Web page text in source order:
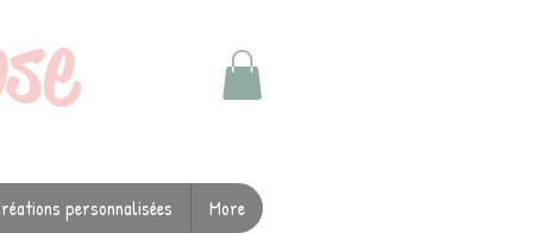
personnalisées More